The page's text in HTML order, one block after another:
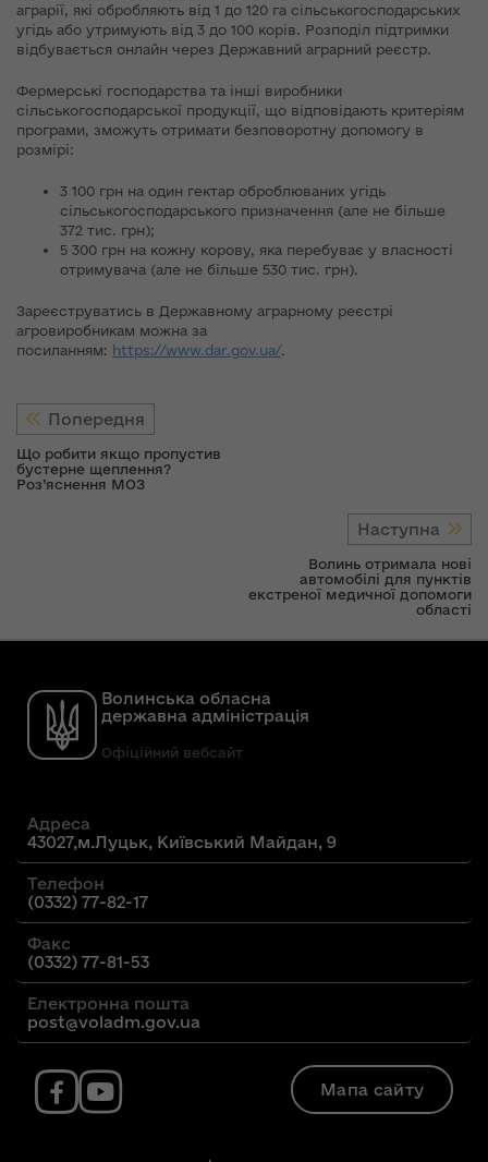
аграрії, які обробляють від 1 до 120 га сільськогосподарських
угідь або утримують від 3 до 100 корів. Розподіл підтримки
відбувається онлайн через Державний аграрний реєстр.
Фермерські господарства та інші виробники
сільськогосподарської продукції, що відповідають критеріям
програми, зможуть отримати безповоротну допомогу в
розмірі:
3 100 грн на один гектар оброблюваних угідь
сільськогосподарського призначення (але не більше
372 тис. грн);
5 300 грн на кожну корову, яка перебуває у власності
отримувача (але не більше 530 тис. грн).
Зареєструватись в Державному аграрному реєстрі
агровиробникам можна за
посиланням: https://www.dar.gov.ua/.
Попередня
Що робити якщо пропустив
бустерне щеплення?
Роз’яснення МОЗ
Наступна
Волинь отримала нові
автомобілі для пунктів
екстреної медичної допомоги
області
Волинська обласна
державна адміністрація
Офіційний вебсайт
Адреса
43027,м.Луцьк, Київський Майдан, 9
Телефон
(0332) 77-82-17
Факс
(0332) 77-81-53
Електронна пошта
post@voladm.gov.ua
Мапа сайту